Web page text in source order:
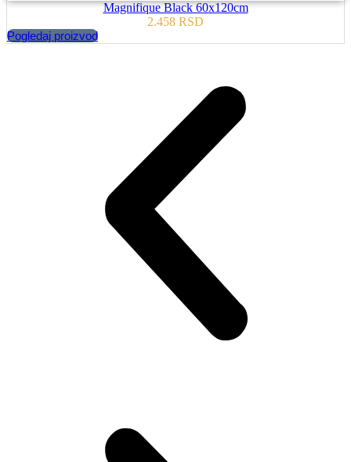
Magnifique Black 60x120cm
2.458 RSD
Pogledaj proizvod